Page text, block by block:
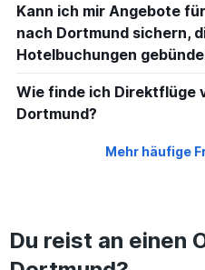
Kann ich mir Angebote
nach Dortmund sichern,
Hotelbuchungen
Wie finde ich Direktflüge
Dortmund?
Mehr häufige
Du reist an einen